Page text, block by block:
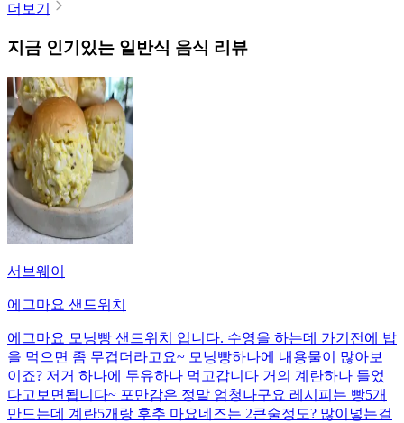
더보기
지금 인기있는 일반식 음식 리뷰
서브웨이
에그마요 샌드위치
에그마요 모닝빵 샌드위치 입니다. 수영을 하는데 가기전에 밥
을 먹으면 좀 무겁더라고요~ 모닝빵하나에 내용물이 많아보
이죠? 저거 하나에 두유하나 먹고갑니다 거의 계란하나 들었
다고보면됩니다~ 포만감은 정말 엄청나구요 레시피는 빵5개
만드는데 계란5개랑 후추 마요네즈는 2큰술정도? 많이넣는걸